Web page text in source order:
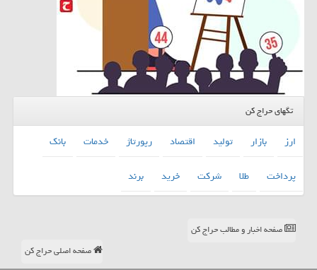
تگهای حراج کن
ارز بازار تولید اقتصاد رپورتاژ خدمات
بانك
پرداخت
طلا شركت خرید برند
صفحه اخبار و مطالب حراج کن
صفحه اصلی حراج کن